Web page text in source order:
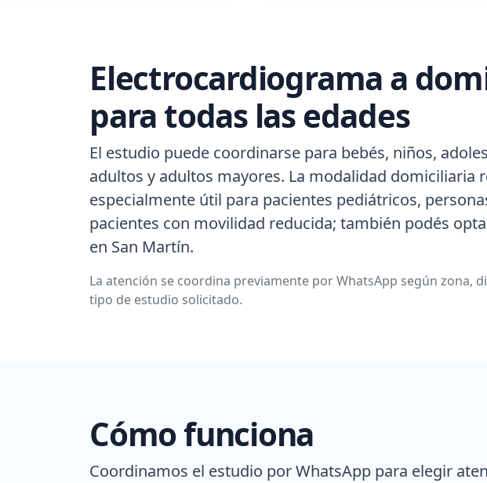
Electrocardiograma a
para todas las edades
El estudio puede coordinarse para bebés, niños,
adultos y adultos mayores. La modalidad domiciliaria
especialmente útil para pacientes pediátricos,
pacientes con movilidad reducida; también podés
en San Martín.
La atención se coordina previamente por WhatsApp según zona,
tipo de estudio solicitado.
Cómo funciona
Coordinamos el estudio por WhatsApp para elegir